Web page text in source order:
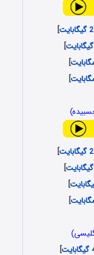
]
]
]
]
]
]
]
]
]